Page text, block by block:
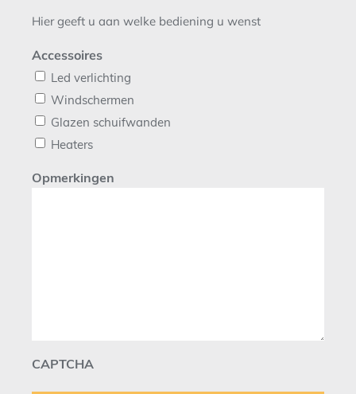
Hier geeft u aan welke bediening u wenst
Accessoires
Led verlichting
Windschermen
Glazen schuifwanden
Heaters
Opmerkingen
CAPTCHA